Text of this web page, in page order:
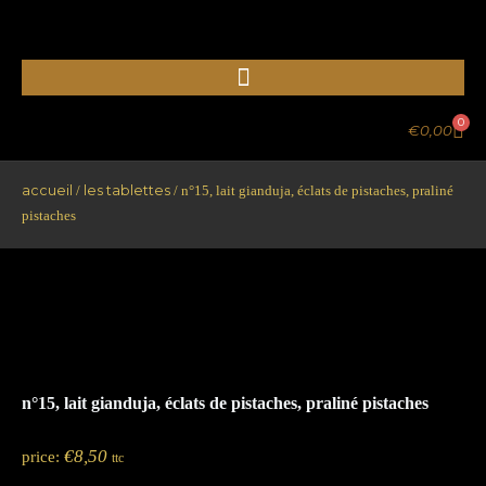
€0,00 0
accueil / les tablettes / n°15, lait gianduja, éclats de pistaches, praliné
pistaches
n°15, lait gianduja, éclats de pistaches, praliné pistaches
price: €8,50 ttc